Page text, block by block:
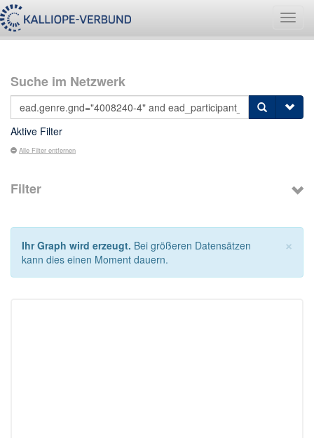
Suche im Netzwerk
Aktive Filter
Alle Filter entfernen
Filter
×
Ihr Graph wird erzeugt. Bei größeren Datensätzen
kann dies einen Moment dauern.